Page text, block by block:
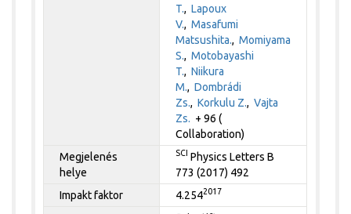
T.,Lapoux
V.,Masafumi
Matsushita.,Momiyama
S.,Motobayashi
T.,Niikura
M.,Dombrádi
Zs.,Korkulu Z.,Vajta
Zs. + 96 (
Collaboration)
Megjelenés
helye
SCI Physics Letters B
773 (2017) 492
Impakt faktor
4.2542017